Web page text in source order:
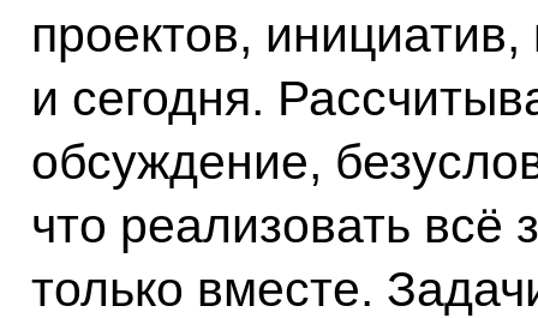
проектов,
и сегодня.
обсуждение,
что реализовать
только вместе.